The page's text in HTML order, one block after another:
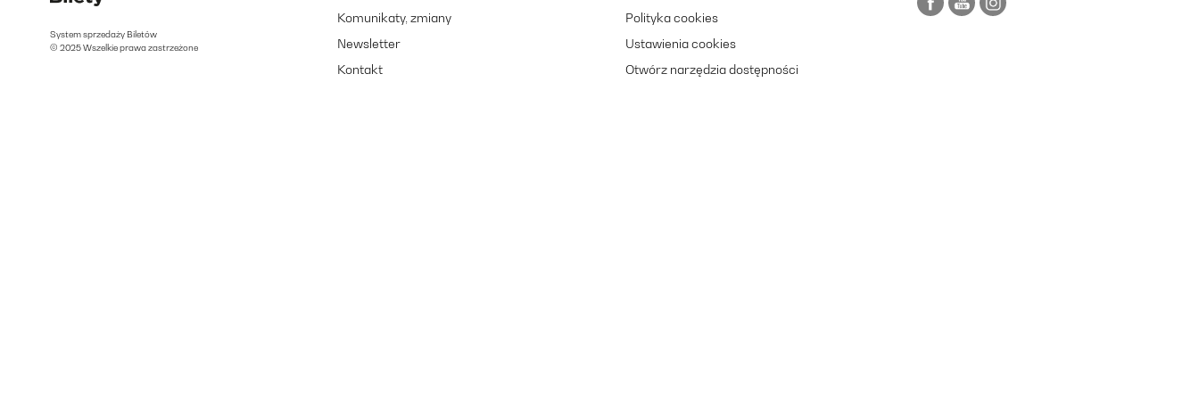
System sprzedaży Biletów
© 2025 Wszelkie prawa zastrzeżone
Komunikaty, zmiany
Newsletter
Kontakt
Polityka cookies
Ustawienia cookies
Otwórz narzędzia dostępności